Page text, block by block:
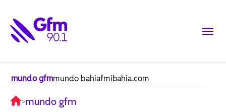
mundo gfmmundo bahiafmibahia.com
>mundo gfm